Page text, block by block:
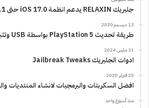
جلبريك RELAXIN يدعم انظمة iOS 17.0 حتى iOS 17.3.1
13 ديسمبر 2020
طريقة تحديث PlayStation 5 بواسطة USB وتثبيت النظام من جديد
31 مارس 2024
ادوات الجلبريك Jailbreak Tweaks
20 فبراير 2020
افضل السكربتات والبرمجيات لانشاء المنتديات
منذ أسبوع واحد